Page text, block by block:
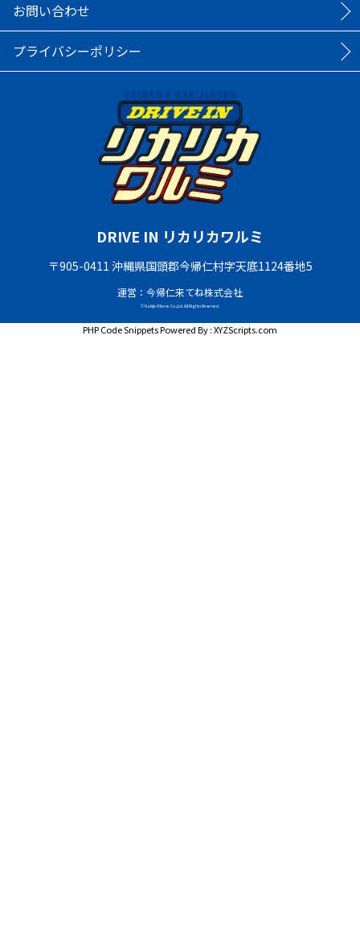
お問い合わせ
プライバシーポリシー
DRIVE IN リカリカワルミ
〒905-0411 沖縄県国頭郡今帰仁村字天底1124番地5
運営：今帰仁来てね株式会社
© Nakijin Kitene Co.,Ltd. All Rights Reserved.
PHP Code SnippetsPowered By :XYZScripts.com